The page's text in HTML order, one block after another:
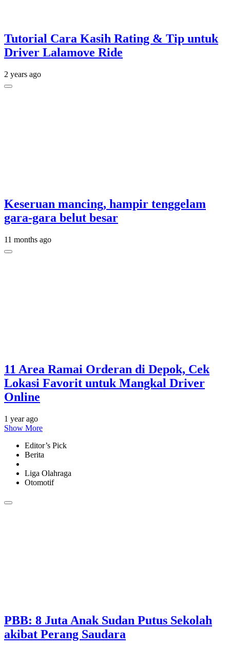
Tutorial Cara Kasih Rating & Tip untuk
Driver Lalamove Ride
2 years ago
Keseruan mancing, hampir tenggelam
gara-gara belut besar
11 months ago
11 Area Ramai Orderan di Depok, Cek
Lokasi Favorit untuk Mangkal Driver
Online
1 year ago
Show More
Editor’s Pick
Berita
Liga Olahraga
Otomotif
PBB: 8 Juta Anak Sudan Putus Sekolah
akibat Perang Saudara